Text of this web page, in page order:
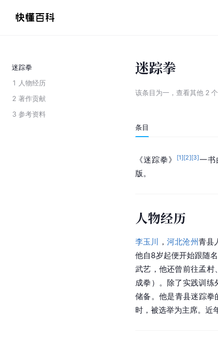
迷踪拳
1 人物经历
2 著作贡献
3 参考资料
迷踪拳
该条目为一 ， 查看其他 2
条目
《迷踪拳》 [1][2][3]一书
版。
人物经历
李玉川 ， 河北沧州青县
他自8岁起便开始跟随
武艺，他还曾前往孟村
成拳）。除了实践训
储备。他是青县迷踪
时，被选举为主席。近